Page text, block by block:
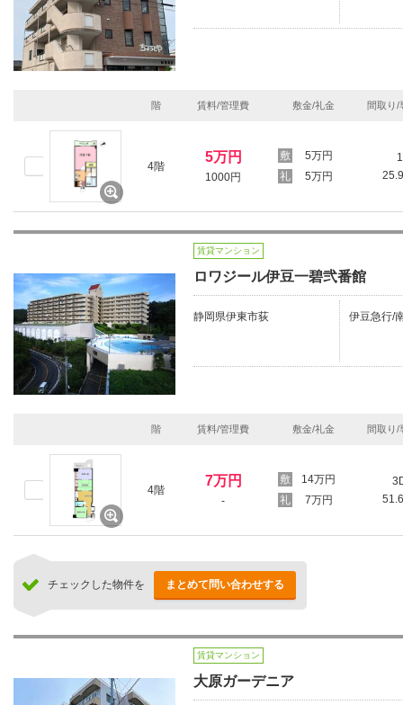
階 賃料/管理費 敷金/礼金 間取り/
4階
5万円
1000円
5万円
5万円
賃貸マンション
ロワジール伊豆一碧弐番館
静岡県伊東市荻 伊豆急行/
階 賃料/管理費 敷金/礼金 間取り/
4階
7万円
-
14万円
7万円
チェックした物件を まとめて問い合わせする
賃貸マンション
大原ガーデニア